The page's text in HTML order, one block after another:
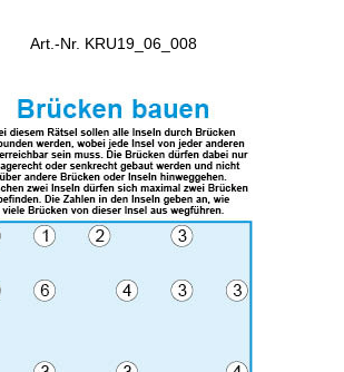
Art.-Nr. KRU19_06_008